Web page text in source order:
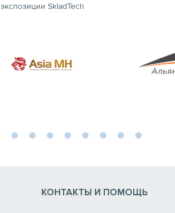
экспозиции SkladTech
КОНТАКТЫ И ПОМОЩЬ